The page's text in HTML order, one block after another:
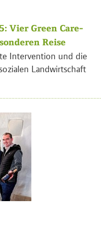
Vier Green Care-
Reise
Intervention und die
Landwirtschaft